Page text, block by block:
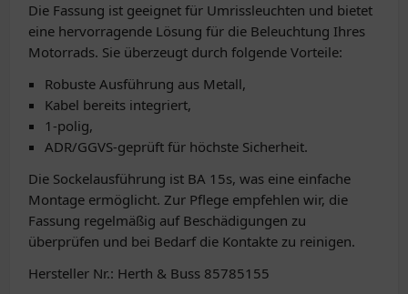
Die Fassung ist geeignet für Umrissleuchten und bietet
eine hervorragende Lösung für die Beleuchtung Ihres
Motorrads. Sie überzeugt durch folgende Vorteile:
Robuste Ausführung aus Metall,
Kabel bereits integriert,
1-polig,
ADR/GGVS-geprüft für höchste Sicherheit.
Die Sockelausführung ist BA 15s, was eine einfache
Montage ermöglicht. Zur Pflege empfehlen wir, die
Fassung regelmäßig auf Beschädigungen zu
überprüfen und bei Bedarf die Kontakte zu reinigen.
Hersteller Nr.: Herth & Buss 85785155